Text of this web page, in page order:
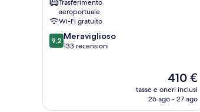
Horubadhoo
Island
Trasferimento
aeroportuale
Wi-Fi gratuito
9.2
su
9,2 Meraviglioso
133 recensioni
Il
prezzo
attuale
410 €
tasse e oneri inclusi
26 ago - 27 ago